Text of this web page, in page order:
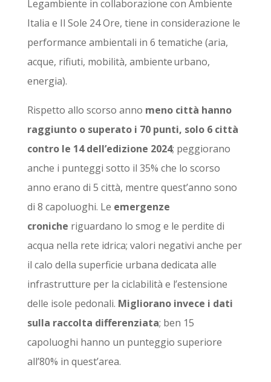
Legambiente in collaborazione con Ambiente
Italia e Il Sole 24 Ore, tiene in considerazione le
performance ambientali in 6 tematiche (aria,
acque, rifiuti, mobilità, ambiente urbano,
energia).
Rispetto allo scorso anno meno città hanno
raggiunto o superato i 70 punti, solo 6 città
contro le 14 dell’edizione 2024; peggiorano
anche i punteggi sotto il 35% che lo scorso
anno erano di 5 città, mentre quest’anno sono
di 8 capoluoghi. Le emergenze
croniche riguardano lo smog e le perdite di
acqua nella rete idrica; valori negativi anche per
il calo della superficie urbana dedicata alle
infrastrutture per la ciclabilità e l’estensione
delle isole pedonali. Migliorano invece i dati
sulla raccolta differenziata; ben 15
capoluoghi hanno un punteggio superiore
all’80% in quest’area.